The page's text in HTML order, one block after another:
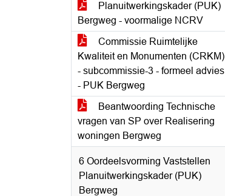
Planuitwerkingskader (PUK)
Bergweg - voormalige NCRV
Commissie Ruimtelijke
Kwaliteit en Monumenten (CRKM)
- subcommissie-3 - formeel advies
- PUK Bergweg
Beantwoording Technische
vragen van SP over Realisering
woningen Bergweg
6 Oordeelsvorming Vaststellen
Planuitwerkingskader (PUK)
Bergweg